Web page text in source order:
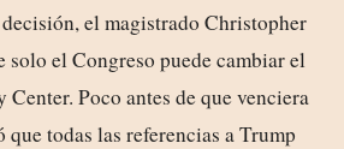
el magistrado Christopher
solo el Congreso puede cambiar el
Poco antes de que venciera
todas las referencias a Trump